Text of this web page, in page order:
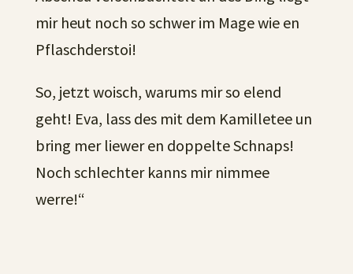
mir heut noch so schwer im Mage wie en
Pflaschderstoi!
So, jetzt woisch, warums mir so elend
geht! Eva, lass des mit dem Kamilletee un
bring mer liewer en doppelte Schnaps!
Noch schlechter kanns mir nimmee
werre!“